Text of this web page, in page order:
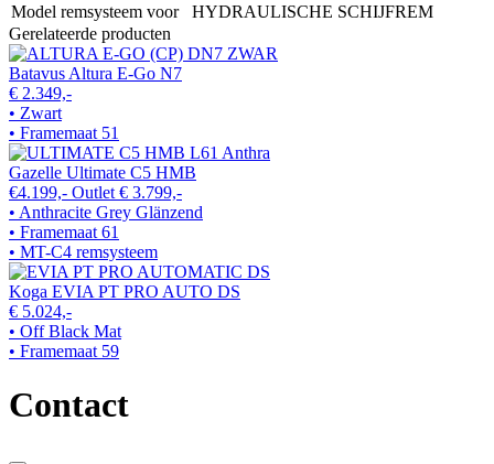
Model remsysteem voor
HYDRAULISCHE SCHIJFREM
Gerelateerde producten
Batavus Altura E-Go N7
€ 2.349,-
• Zwart
• Framemaat 51
Gazelle Ultimate C5 HMB
€4.199,- Outlet € 3.799,-
• Anthracite Grey Glänzend
• Framemaat 61
• MT-C4 remsysteem
Koga EVIA PT PRO AUTO DS
€ 5.024,-
• Off Black Mat
• Framemaat 59
Contact